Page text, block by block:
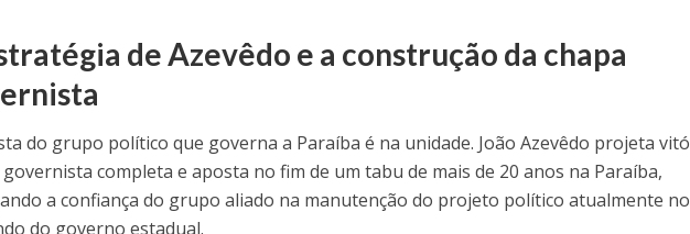
de Azevêdo e a construção da chapa
do grupo político que governa a Paraíba é na unidade. João Azevêdo projeta
completa e aposta no fim de um tabu de mais de 20 anos na Paraíba,
a confiança do grupo aliado na manutenção do projeto político atualmente no
do governo estadual.